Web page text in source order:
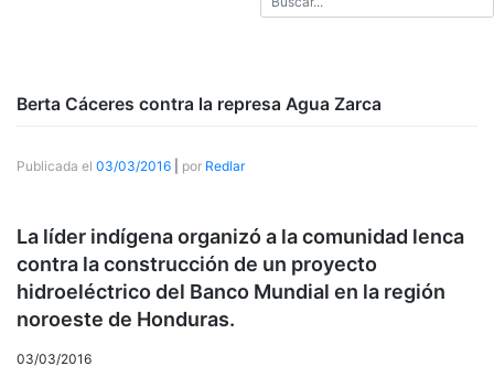
Berta Cáceres contra la represa Agua Zarca
Publicada el 03/03/2016 por Redlar
La líder indígena organizó a la comunidad lenca
contra la construcción de un proyecto
hidroeléctrico del Banco Mundial en la región
noroeste de Honduras.
03/03/2016